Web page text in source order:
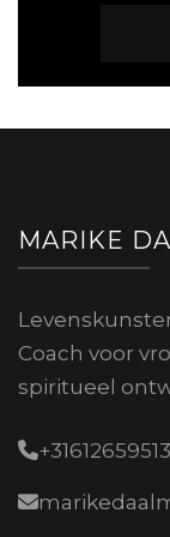
MARIKE
Coach voor
spiritueel